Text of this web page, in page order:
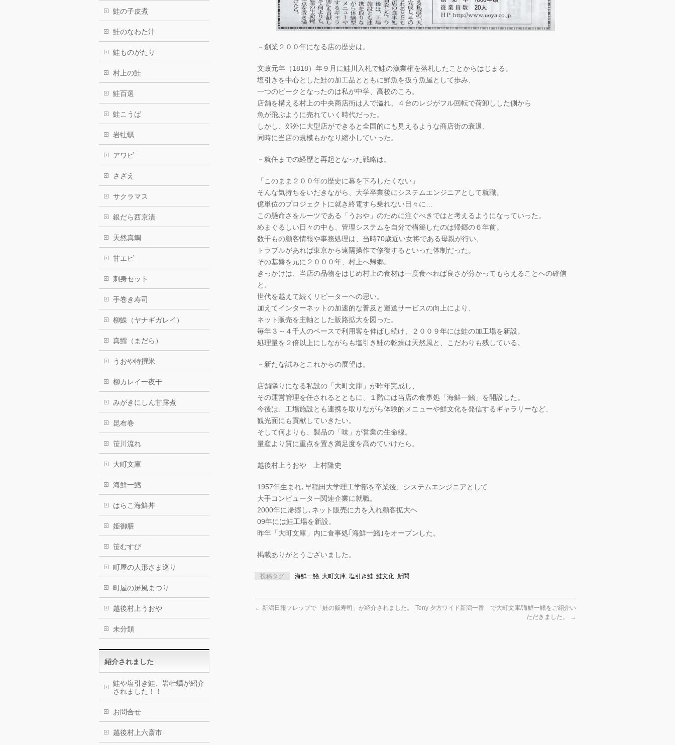
－創業２００年になる店の歴史は。
文政元年（1818）年９月に鮭川入札で鮭の漁業権を落札したことからはじまる。
塩引きを中心とした鮭の加工品とともに鮮魚を扱う魚屋として歩み、
一つのピークとなったのは私が中学、高校のころ。
店舗を構える村上の中央商店街は人で溢れ、４台のレジがフル回転で荷卸しした側から
魚が飛ぶように売れていく時代だった。
しかし、郊外に大型店ができると全国的にも見えるような商店街の衰退、
同時に当店の規模もかなり縮小していった。
－就任までの経歴と再起となった戦略は。
「このまま２００年の歴史に幕を下ろしたくない」
そんな気持ちをいだきながら、大学卒業後にシステムエンジニアとして就職。
億単位のプロジェクトに就き終電すら乗れない日々に…
この懸命さをルーツである「うおや」のために注ぐべきではと考えるようになっていった。
めまぐるしい日々の中も、管理システムを自分で構築したのは帰郷の６年前。
数千もの顧客情報や事務処理は、当時70歳近い女将である母親が行い、
トラブルがあれば東京から遠隔操作で修復するといった体制だった。
その基盤を元に２０００年、村上へ帰郷。
きっかけは、当店の品物をはじめ村上の食材は一度食べれば良さが分かってもらえることへの確信
と、
世代を越えて続くリピーターヘの思い。
加えてインターネットの加速的な普及と運送サービスの向上により、
ネット販売を主軸とした販路拡大を図った。
毎年３～４千人のペースで利用客を伸ばし続け、２００９年には鮭の加工場を新設。
処理量を２倍以上にしながらも塩引き鮭の乾燥は天然風と、こだわりも残している。
－新たな試みとこれからの展望は。
店舗隣りになる私設の「大町文庫」が昨年完成し、
その運営管理を任されるとともに、１階には当店の食事処「海鮮一鰭」を開設した。
今後は、工場施設とも連携を取りながら体験的メニューや鮮文化を発信するギャラリーなど、
観光面にも貢献していきたい。
そして何よりも、製品の「味」が営業の生命線。
量産より質に重点を置き満足度を高めていけたら。
越後村上うおや 上村隆史
1957年生まれ､早稲田大学理工学部を卒業後、システムエンジニアとして
大手コンピューター関連企業に就職。
2000年に帰郷し､ネット販売に力を入れ顧客拡大ヘ
09年には鮭工場を新設。
昨年「大町文庫」内に食事処｢海鮮一鰭｣をオープンした。
掲載ありがとうございました。
投稿タグ 海鮮一鰭, 大町文庫, 塩引き鮭, 鮭文化, 新聞
← 新潟日報フレップで「鮭の飯寿司」が紹介されました。
Teny 夕方ワイド新潟一番 で大町文庫/海鮮一鰭をご紹介い
ただきました。
→
鮭の子皮煮
鮭のなわた汁
鮭ものがたり
村上の鮭
鮭百選
鮭こうば
岩牡蠣
アワビ
さざえ
サクラマス
銀だら西京漬
天然真鯛
甘エビ
刺身セット
手巻き寿司
柳鰈（ヤナギガレイ）
真鱈（まだら）
うおや特撰米
柳カレイ一夜干
みがきにしん甘露煮
昆布巻
笹川流れ
大町文庫
海鮮一鰭
はらこ海鮮丼
姫御膳
笹むすび
町屋の人形さま巡り
町屋の屏風まつり
越後村上うおや
未分類
紹介されました
鮭や塩引き鮭、岩牡蠣が紹介
されました！！
お問合せ
越後村上六斎市